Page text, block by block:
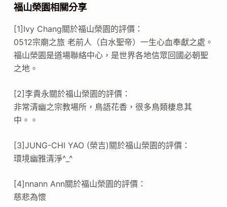
福山榮園相關分享
[1]Ivy Chang關於福山榮園的評價：
0512宗廟之旅 老前人（白水聖帝）一生心血奉獻之處。
福山榮園是道場聯絡中心，是世界各地信眾回國必朝聖
之地。
[2]李貴永關於福山榮園的評價：
非常清幽之宗教場所，鳥語花香，很多鳥類棲息其
中。。
[3]JUNG-CHI YAO (榮吉)關於福山榮園的評價：
環境幽雅清淨^_^
[4]nnann Ann關於福山榮園的評價：
慈悲為懷